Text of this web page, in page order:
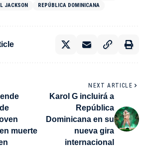
JACKSON
REPÚBLICA DOMINICANA
muerte
NEXT ARTICLE
Karol G incluirá a
República
Dominicana en su
nueva gira
internacional